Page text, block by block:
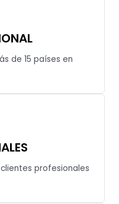
de 15 países en
profesionales